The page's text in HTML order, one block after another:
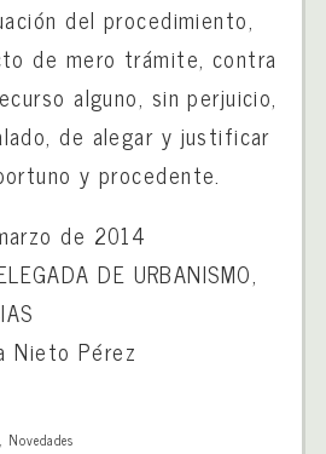
del procedimiento,
de mero trámite, contra
alguno, sin perjuicio,
de alegar y justificar
y procedente.
de 2014
DE URBANISMO,
Nieto Pérez
, Novedades